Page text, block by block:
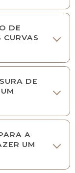
DE
CURVAS
DE
A
UM